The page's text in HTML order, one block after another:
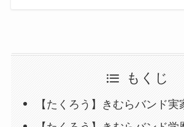
もくじ
【たくろう】きむらバンド実